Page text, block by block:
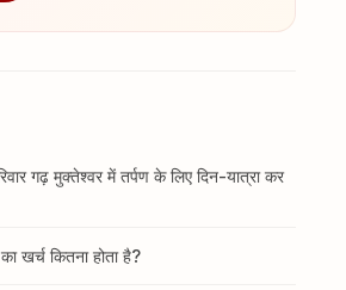
गढ़ मुक्तेश्वर में तर्पण के लिए दिन-यात्रा कर
खर्च कितना होता है?